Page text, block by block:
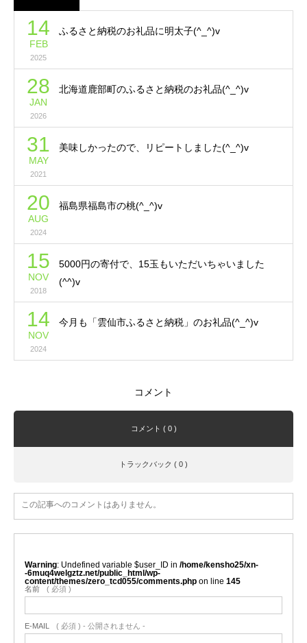
14
FEB
2025
ふるさと納税のお礼品に明太子(^_^)v
28
JAN
2026
北海道鹿部町のふるさと納税のお礼品(^_^)v
31
MAY
2021
美味しかったので、リピートしました(^_^)v
20
AUG
2024
福島県福島市の桃(^_^)v
15
NOV
2018
5000円の寄付で、15玉もいただいちゃいました
(^^)v
14
NOV
2024
今月も「雲仙市ふるさと納税」のお礼品(^_^)v
コメント
コメント ( 0 )
トラックバック ( 0 )
この記事へのコメントはありません。
Warning : Undefined variable $user_ID in /home/kensho25/xn-
-6muq4welgztz.net/public_html/wp-
content/themes/zero_tcd055/comments.php on line 145
名前 ( 必須 )
E-MAIL ( 必須 ) - 公開されません -